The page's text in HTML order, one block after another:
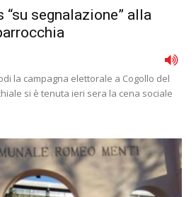
segnalazione” alla
la campagna elettorale a Cogollo del
si è tenuta ieri sera la cena sociale